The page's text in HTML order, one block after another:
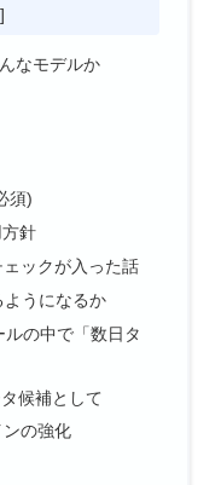
なモデルか
須)
針
ックが入った話
うになるか
ルの中で「数日タ
候補として
ンの強化